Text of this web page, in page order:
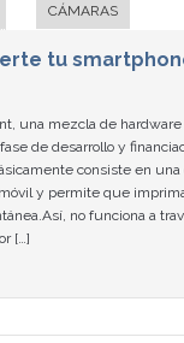
CÁMARAS
tu
una mezcla de
de desarrollo y
consiste en una
y permite que
no funciona a
[…]